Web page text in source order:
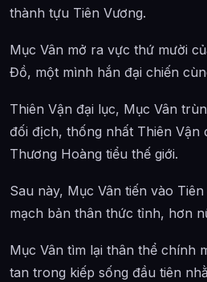
thành tựu Tiên Vương.
Mục Vân mở ra vực thứ mười
Đồ, một mình hắn đại chiến
Thiên Vận đại lục, Mục Vân
đối địch, thống nhất Thiên Vận
Thương Hoàng tiểu thế giới.
Sau này, Mục Vân tiến vào
mạch bản thân thức tỉnh, hơn
Mục Vân tìm lại thân thể chính
tan trong kiếp sống đầu tiên